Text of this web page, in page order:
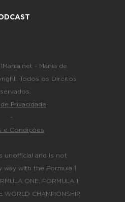
- Mania de
Todos os Direitos
Privacidade
-
e Condições
unofficial and is not
way with the Formula 1
ONE, FORMULA 1,
WORLD CHAMPIONSHIP,